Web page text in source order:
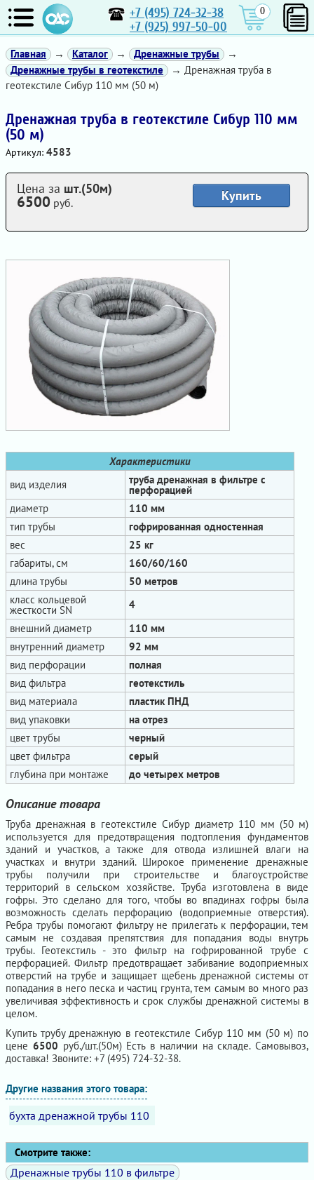
+7 (495) 724-32-38
+7 (925) 997-50-00
0
Главная → Каталог → Дренажные трубы
→
Дренажные трубы в геотекстиле
→ Дренажная труба в
геотекстиле Сибур 110 мм (50 м)
Дренажная труба в геотекстиле Сибур 110 мм
(50 м)
Артикул: 4583
Характеристики
вид изделия
труба дренажная в фильтре с
перфорацией
диаметр
110 мм
тип трубы
гофрированная одностенная
вес
25 кг
габариты, см
160/60/160
длина трубы
50 метров
класс кольцевой
жесткости SN
4
внешний диаметр
110 мм
внутренний диаметр
92 мм
вид перфорации
полная
вид фильтра
геотекстиль
вид материала
пластик ПНД
вид упаковки
на отрез
цвет трубы
черный
цвет фильтра
серый
глубина при монтаже
до четырех метров
Купить
Цена за шт.(50м)
6500 руб.
Описание товара
Труба дренажная в геотекстиле Сибур диаметр 110 мм (50 м)
используется для предотвращения подтопления фундаментов
зданий и участков, а также для отвода излишней влаги на
участках и внутри зданий. Широкое применение дренажные
трубы получили при строительстве и благоустройстве
территорий в сельском хозяйстве. Труба изготовлена в виде
гофры. Это сделано для того, чтобы во впадинах гофры была
возможность сделать перфорацию (водоприемные отверстия).
Ребра трубы помогают фильтру не прилегать к перфорации, тем
самым не создавая препятствия для попадания воды внутрь
трубы. Геотекстиль - это фильтр на гофрированной трубе с
перфорацией. Фильтр предотвращает забивание водоприемных
отверстий на трубе и защищает щебень дренажной системы от
попадания в него песка и частиц грунта, тем самым во много раз
увеличивая эффективность и срок службы дренажной системы в
целом.
Купить трубу дренажную в геотекстиле Сибур 110 мм (50 м) по
цене 6500 руб./шт.(50м) Есть в наличии на складе. Самовывоз,
доставка! Звоните: +7 (495) 724-32-38.
Другие названия этого товара:
бухта дренажной трубы 110
Смотрите также:
Дренажные трубы 110 в фильтре